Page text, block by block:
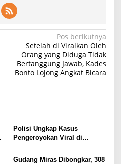
Pos berikutnya
Setelah di Viralkan Oleh
Orang yang Diduga Tidak
Bertanggung Jawab, Kades
Bonto Lojong Angkat Bicara
Polisi Ungkap Kasus
Pengeroyokan Viral di
Knalpot Brong
Gudang Miras Dibongkar, 308